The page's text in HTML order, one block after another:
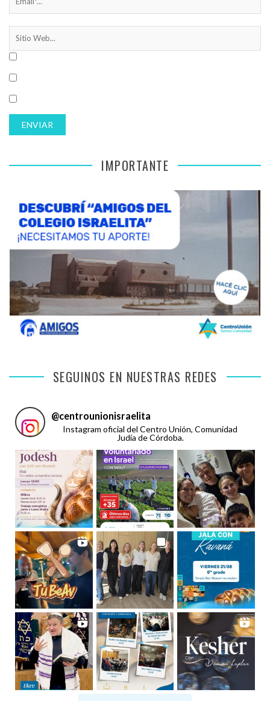
IMPORTANTE
SEGUINOS EN NUESTRAS REDES
@centrounionisraelita
Instagram oficial del Centro Unión, Comunidad
Judía de Córdoba.